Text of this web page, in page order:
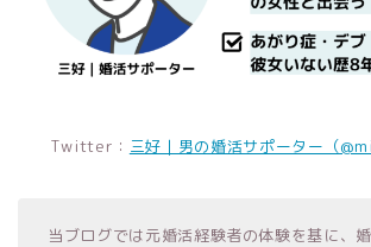
Twitter： 三好｜男の婚活サポーター（
当ブログでは元婚活経験者の体験を基に、